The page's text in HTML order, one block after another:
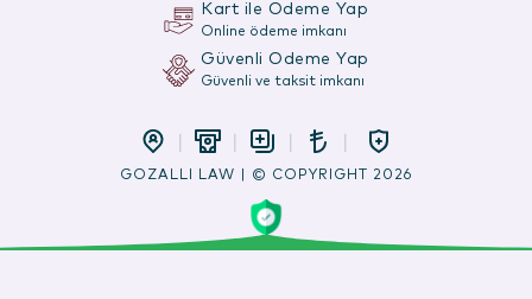
Kart ile Ödeme Yap
Online ödeme imkanı
Güvenli Ödeme Yap
Güvenli ve taksit imkanı
GOZALLI LAW | © COPYRIGHT 2026